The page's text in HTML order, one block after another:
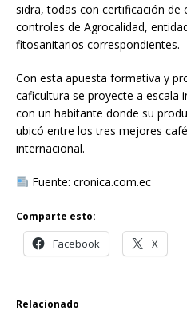
sidra, todas con certificación de
controles de Agrocalidad,
fitosanitarios correspondientes.
Con esta apuesta formativa y
caficultura se proyecte a escala
con un habitante donde su
ubicó entre los tres mejores
internacional.
Fuente: cronica.com.ec
Comparte esto:
Facebook X
Relacionado